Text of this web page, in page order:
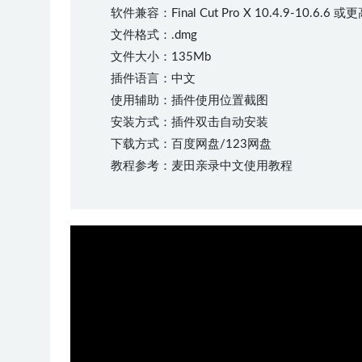
软件兼容：Final Cut Pro X 10.4.9-10.6.6 或更
文件格式：.dmg
文件大小：135Mb
插件语言：中文
使用辅助：插件使用位置截图
安装方式：插件双击自动安装
下载方式：百度网盘/123网盘
教程参考：麦田亲录中文使用教程